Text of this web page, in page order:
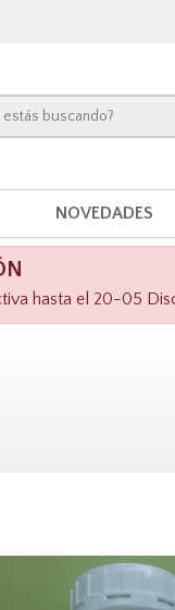
NOVEDADES
hasta el 20-05